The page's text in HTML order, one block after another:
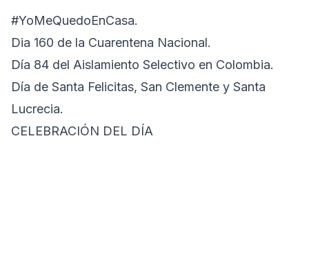
#YoMeQuedoEnCasa.
Dia 160 de la Cuarentena Nacional.
Día 84 del Aislamiento Selectivo en Colombia.
Día de Santa Felicitas, San Clemente y Santa
Lucrecia.
CELEBRACIÓN DEL DÍA